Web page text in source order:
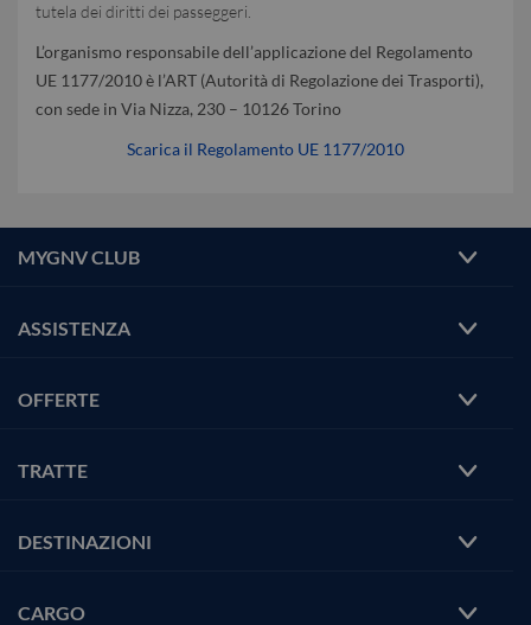
tutela dei diritti dei passeggeri.
L’organismo responsabile dell’applicazione del Regolamento
UE 1177/2010 è l’ART (Autorità di Regolazione dei Trasporti),
con sede in Via Nizza, 230 – 10126 Torino
Scarica il Regolamento UE 1177/2010
MYGNV CLUB
ASSISTENZA
OFFERTE
TRATTE
DESTINAZIONI
CARGO